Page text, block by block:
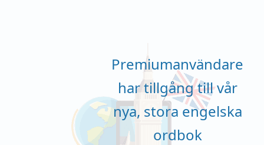
Premiumanvändare
har tillgång till vår
nya, stora engelska
ordbok